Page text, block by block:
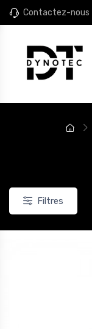
Contactez-nous
Filtres